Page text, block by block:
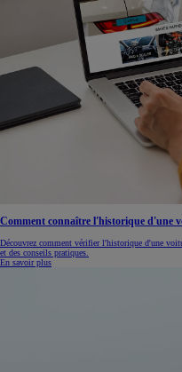
Comment connaître l'historique d'une
Découvrez comment vérifier l'historique d'une
et des conseils pratiques.
En savoir plus